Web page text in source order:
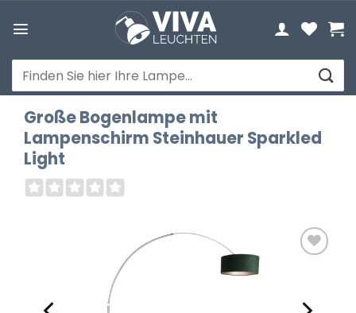
Inhalt
Suchen
nach:
Große Bogenlampe mit
Lampenschirm Steinhauer Sparkled
Light